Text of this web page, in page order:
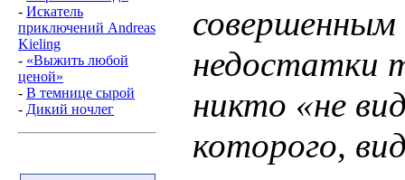
- Искатель
приключений Andreas
Kieling
- «Выжить любой
ценой»
- В темнице сырой
- Дикий ночлег
совершенным
недостатки
никто «не
которого,